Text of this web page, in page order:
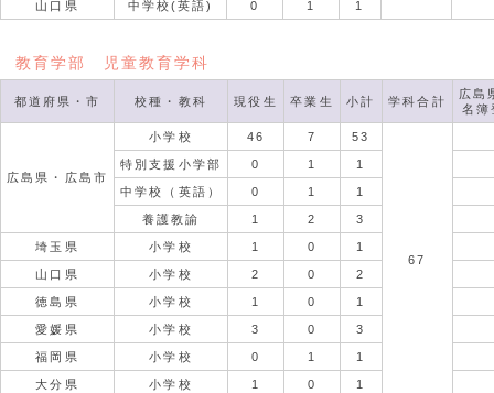
山口県 中学校(英語) 0 1 1
教育学部 児童教育学科
都道府県・市 校種・教科 現役生 卒業生 小計 学科合計
広島
名簿
広島県・広島市
小学校 46 7 53
67
特別支援小学部 0 1 1
中学校（英語） 0 1 1
養護教諭 1 2 3
埼玉県 小学校 1 0 1
山口県 小学校 2 0 2
徳島県 小学校 1 0 1
愛媛県 小学校 3 0 3
福岡県 小学校 0 1 1
大分県 小学校 1 0 1